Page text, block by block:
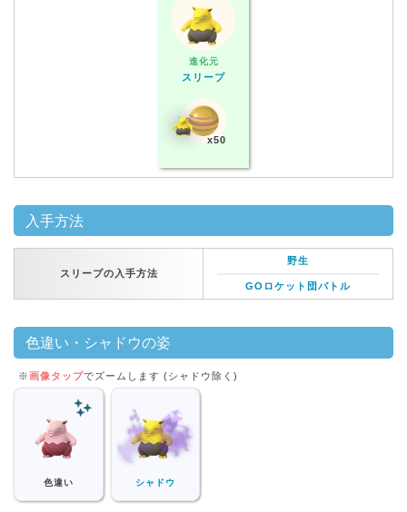
進化元
スリープ
x50
入手方法
スリープの入手方法
野生
GOロケット団バトル
色違い・シャドウの姿
※画像タップでズームします (シャドウ除く)
色違い シャドウ